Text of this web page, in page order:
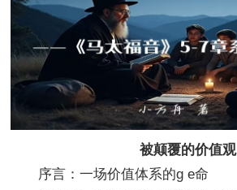
被颠覆的价值观
序言：一场价值体系的g e命